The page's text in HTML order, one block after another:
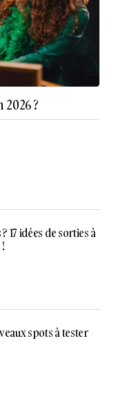
2026 ?
17 idées de sorties à
spots à tester